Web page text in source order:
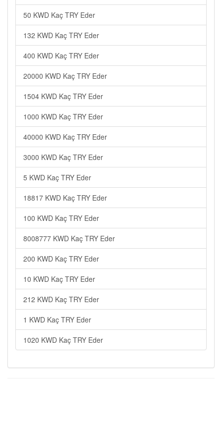
50 KWD Kaç TRY Eder
132 KWD Kaç TRY Eder
400 KWD Kaç TRY Eder
20000 KWD Kaç TRY Eder
1504 KWD Kaç TRY Eder
1000 KWD Kaç TRY Eder
40000 KWD Kaç TRY Eder
3000 KWD Kaç TRY Eder
5 KWD Kaç TRY Eder
18817 KWD Kaç TRY Eder
100 KWD Kaç TRY Eder
8008777 KWD Kaç TRY Eder
200 KWD Kaç TRY Eder
10 KWD Kaç TRY Eder
212 KWD Kaç TRY Eder
1 KWD Kaç TRY Eder
1020 KWD Kaç TRY Eder